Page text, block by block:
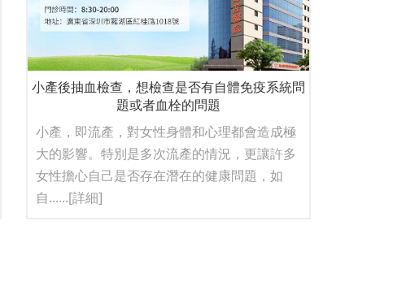
小產後抽血檢查，想檢查是否有自體免疫系統問
題或者血栓的問題
小產，即流產，對女性身體和心理都會造成極
大的影響。特別是多次流產的情況，更讓許多
女性擔心自己是否存在潛在的健康問題，如
自......[詳細]